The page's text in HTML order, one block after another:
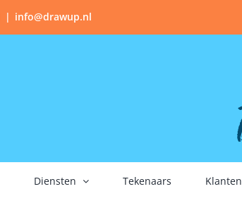
| info@drawup.nl
Diensten Tekenaars Klanten